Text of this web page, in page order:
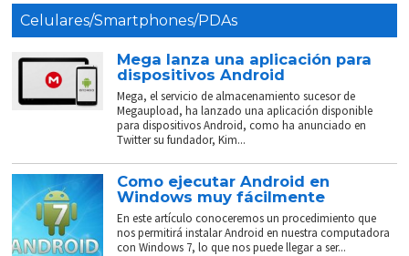
Celulares/Smartphones/PDAs
Mega lanza una aplicación para
dispositivos Android
Mega, el servicio de almacenamiento sucesor de
Megaupload, ha lanzado una aplicación disponible
para dispositivos Android, como ha anunciado en
Twitter su fundador, Kim...
Como ejecutar Android en
Windows muy fácilmente
En este artículo conoceremos un procedimiento que
nos permitirá instalar Android en nuestra computadora
con Windows 7, lo que nos puede llegar a ser...